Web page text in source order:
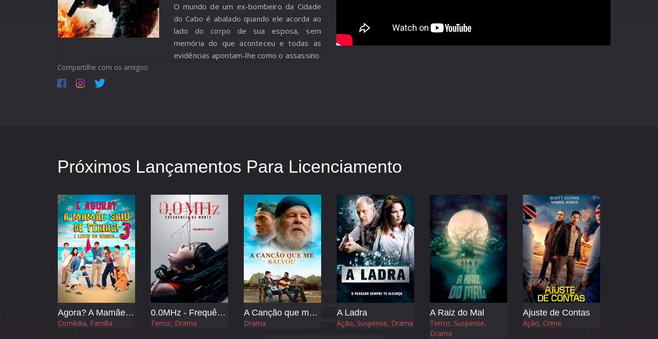
O mundo de um ex-bombeiro da Cidade
do Cabo é abalado quando ele acorda ao
lado do corpo de sua esposa, sem
memória do que aconteceu e todas as
evidências apontam-lhe como o assassino.
Compartilhe com os amigos:
Próximos Lançamentos Para Licenciamento
Agora? A Mamãe Saiu de Férias 3 e Levou os Sogros
Comédia, Família
0.0MHz - Frequência da Morte
Terror, Drama
A Canção que me Salvou
Drama
A Ladra
Ação, Suspense, Drama
A Raiz do Mal
Terror, Suspense,
Drama
Ajuste de Contas
Ação, Crime